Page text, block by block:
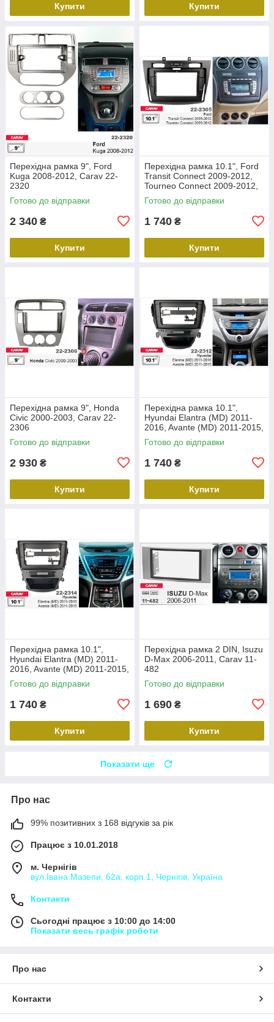
Купити Купити
Перехідна рамка 9", Ford
Kuga 2008-2012, Carav 22-
2320
Готово до відправки
2 340 ₴
Купити
Перехідна рамка 10.1", Ford
Transit Connect 2009-2012,
Tourneo Connect 2009-2012,
Carav 22-2305
Готово до відправки
1 740 ₴
Купити
Перехідна рамка 9", Honda
Civic 2000-2003, Carav 22-
2306
Готово до відправки
2 930 ₴
Купити
Перехідна рамка 10.1",
Hyundai Elantra (MD) 2011-
2016, Avante (MD) 2011-2015,
Carav 22-2312
Готово до відправки
1 740 ₴
Купити
Перехідна рамка 10.1",
Hyundai Elantra (MD) 2011-
2016, Avante (MD) 2011-2015,
Carav 22-2314
Готово до відправки
1 740 ₴
Купити
Перехідна рамка 2 DIN, Isuzu
D-Max 2006-2011, Carav 11-
482
Готово до відправки
1 690 ₴
Купити
Показати ще
Про нас
99% позитивних з 168 відгуків за рік
Працює з 10.01.2018
м. Чернігів
вул.Івана Мазепи, 62а, корп.1, Чернігів, Україна
Контакти
Сьогодні працює з 10:00 до 14:00
Показати весь графік роботи
Про нас
Контакти